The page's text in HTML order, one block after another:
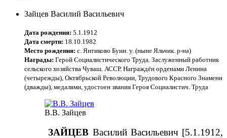
Зайцев Василий Васильевич
Дата рождения: 5.1.1912
Дата смерти: 18.10.1982
Место рождения: с. Янтиково Буин. у. (ныне Яльчик. р-на)
Награды: Герой Социалистического Труда. Заслуженный работник
сельского хозяйства Чуваш. АССР. Награждён орденами Ленина
(четырежды), Октябрьской Революции, Трудового Красного Знамени
(дважды), медалями, удостоен звания Героя Социалистич. Труда
В.В. Зайцев
ЗАЙЦЕВ Василий Васильевич [5.1.1912,